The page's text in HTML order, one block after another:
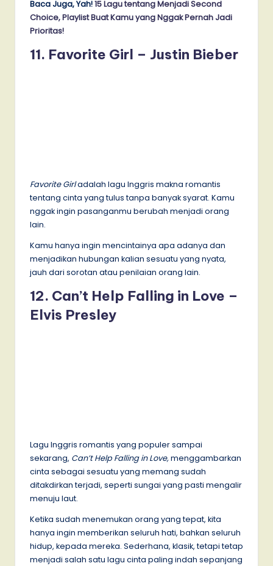
Baca Juga, Yah!15 Lagu tentang Menjadi Second
Choice, Playlist Buat Kamu yang Nggak Pernah Jadi
Prioritas!
11. Favorite Girl – Justin Bieber
Favorite Girladalah lagu Inggris makna romantis
tentang cinta yang tulus tanpa banyak syarat. Kamu
nggak ingin pasanganmu berubah menjadi orang
lain.
Kamu hanya ingin mencintainya apa adanya dan
menjadikan hubungan kalian sesuatu yang nyata,
jauh dari sorotan atau penilaian orang lain.
12. Can’t Help Falling in Love –
Elvis Presley
Lagu Inggris romantis yang populer sampai
sekarang, Can’t Help Falling in Love,menggambarkan
cinta sebagai sesuatu yang memang sudah
ditakdirkan terjadi, seperti sungai yang pasti mengalir
menuju laut.
Ketika sudah menemukan orang yang tepat, kita
hanya ingin memberikan seluruh hati, bahkan seluruh
hidup, kepada mereka. Sederhana, klasik, tetapi tetap
menjadi salah satu lagu cinta paling indah sepanjang